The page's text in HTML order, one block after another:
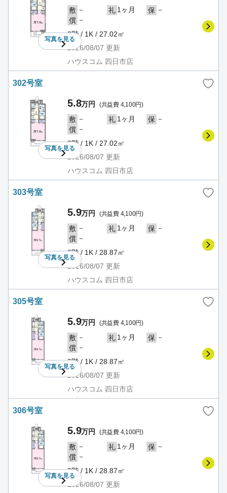
写真を見る
敷 － 礼 1ヶ月 保 －
償 －
3階 / 1K / 27.02㎡
2026/08/07 更新
ハウスコム 四日市店
302号室
写真を見る
5.8万円 (共益費 4,100円)
敷 － 礼 1ヶ月 保 －
償 －
3階 / 1K / 27.02㎡
2026/08/07 更新
ハウスコム 四日市店
303号室
写真を見る
5.9万円 (共益費 4,100円)
敷 － 礼 1ヶ月 保 －
償 －
3階 / 1K / 28.87㎡
2026/08/07 更新
ハウスコム 四日市店
305号室
写真を見る
5.9万円 (共益費 4,100円)
敷 － 礼 1ヶ月 保 －
償 －
3階 / 1K / 28.87㎡
2026/08/07 更新
ハウスコム 四日市店
306号室
写真を見る
5.9万円 (共益費 4,100円)
敷 － 礼 1ヶ月 保 －
償 －
3階 / 1K / 28.87㎡
2026/08/07 更新